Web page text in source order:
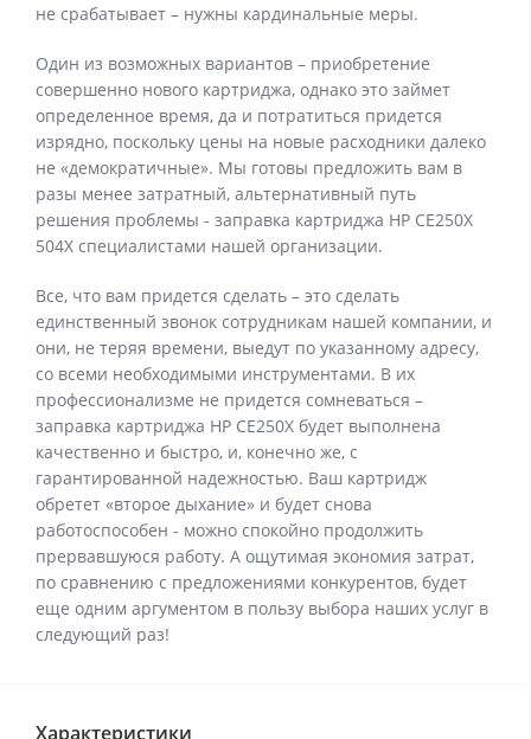
не срабатывает – нужны кардинальные меры.
Один из возможных вариантов – приобретение
совершенно нового картриджа, однако это займет
определенное время, да и потратиться придется
изрядно, поскольку цены на новые расходники далеко
не «демократичные». Мы готовы предложить вам в
разы менее затратный, альтернативный путь
решения проблемы - заправка картриджа HP CE250X
504X специалистами нашей организации.
Все, что вам придется сделать – это сделать
единственный звонок сотрудникам нашей компании, и
они, не теряя времени, выедут по указанному адресу,
со всеми необходимыми инструментами. В их
профессионализме не придется сомневаться –
заправка картриджа HP CE250X будет выполнена
качественно и быстро, и, конечно же, с
гарантированной надежностью. Ваш картридж
обретет «второе дыхание» и будет снова
работоспособен - можно спокойно продолжить
прервавшуюся работу. А ощутимая экономия затрат,
по сравнению с предложениями конкурентов, будет
еще одним аргументом в пользу выбора наших услуг в
следующий раз!
Характеристики